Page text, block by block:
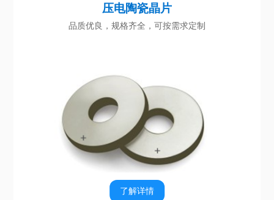
压电陶瓷晶片
品质优良，规格齐全，可按需求定制
了解详情